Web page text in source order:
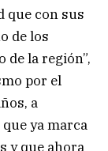
que con sus
de los
la región”,
por el
a
ya marca
y que ahora